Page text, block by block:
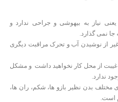
نیاز به بیهوشی و جراحی ندارد و
نمی گذارد.
غیر از نوشیدن آب و تحرک مراقبت دیگری
غیبت از محل کار نخواهید داشت و مشکل
ندارد.
بدن نظیر بازو ها، شکم، ران ها،
است.